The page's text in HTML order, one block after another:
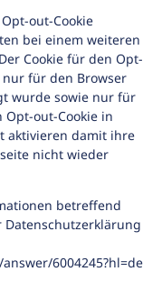
out-Cookie
bei einem weiteren
Cookie für den Opt-
für den Browser
wurde sowie nur für
Opt-out-Cookie in
aktivieren damit ihre
nicht wieder
betreffend
Datenschutzerklärung
6004245?hl=de